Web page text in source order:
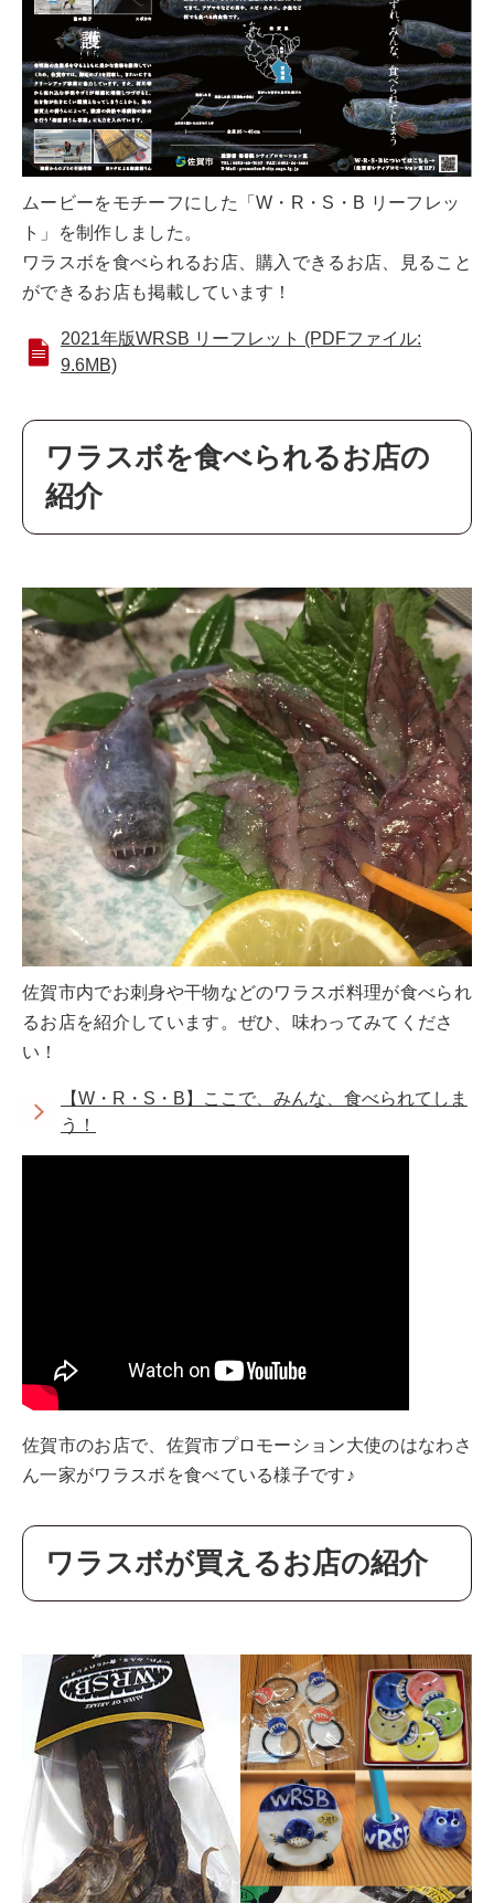
ムービーをモチーフにした「W・R・S・B リーフレッ
ト」を制作しました。
ワラスボを食べられるお店、購入できるお店、見ること
ができるお店も掲載しています！
2021年版WRSB リーフレット (PDFファイル:
9.6MB)
ワラスボを食べられるお店の
紹介
佐賀市内でお刺身や干物などのワラスボ料理が食べられ
るお店を紹介しています。ぜひ、味わってみてくださ
い！
【W・R・S・B】ここで、みんな、食べられてしま
う！
佐賀市のお店で、佐賀市プロモーション大使のはなわさ
ん一家がワラスボを食べている様子です♪
ワラスボが買えるお店の紹介